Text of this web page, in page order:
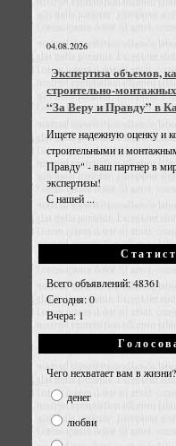
04.08.2026
Экспертиза объемов,
строительно-
“За Веру и Правду” в
Ищете надежную оценку и
строительными и
Правду" - ваш партнер в
экспертизы!
С нашей ...
Всего объявлений: 48361
Сегодня: 0
Вчера: 1
Чего нехватает вам в жизни?
денег
любви